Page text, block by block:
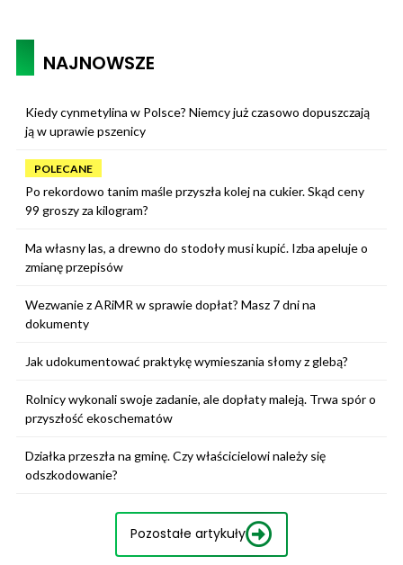
NAJNOWSZE
Kiedy cynmetylina w Polsce? Niemcy już czasowo dopuszczają
ją w uprawie pszenicy
POLECANE
Po rekordowo tanim maśle przyszła kolej na cukier. Skąd ceny
99 groszy za kilogram?
Ma własny las, a drewno do stodoły musi kupić. Izba apeluje o
zmianę przepisów
Wezwanie z ARiMR w sprawie dopłat? Masz 7 dni na
dokumenty
Jak udokumentować praktykę wymieszania słomy z glebą?
Rolnicy wykonali swoje zadanie, ale dopłaty maleją. Trwa spór o
przyszłość ekoschematów
Działka przeszła na gminę. Czy właścicielowi należy się
odszkodowanie?
Pozostałe artykuły